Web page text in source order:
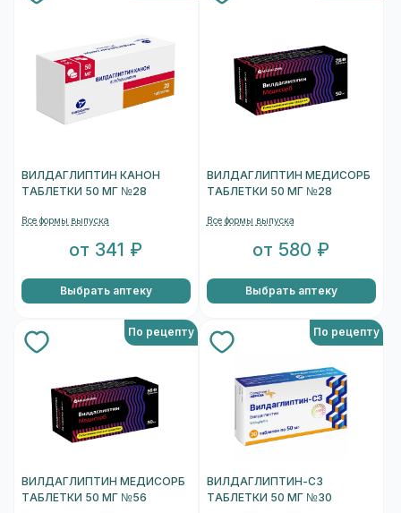
ВИЛДАГЛИПТИН КАНОН
ТАБЛЕТКИ 50 МГ №28
Все формы выпуска
от 341 ₽
Выбрать аптеку
ВИЛДАГЛИПТИН МЕДИСОРБ
ТАБЛЕТКИ 50 МГ №28
Все формы выпуска
от 580 ₽
Выбрать аптеку
По рецепту
ВИЛДАГЛИПТИН МЕДИСОРБ
ТАБЛЕТКИ 50 МГ №56
По рецепту
ВИЛДАГЛИПТИН-СЗ
ТАБЛЕТКИ 50 МГ №30